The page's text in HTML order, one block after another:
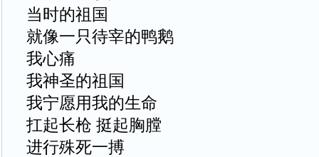
当时的祖国
就像一只待宰的鸭鹅
我心痛
我神圣的祖国
我宁愿用我的生命
扛起长枪 挺起胸膛
进行殊死一搏